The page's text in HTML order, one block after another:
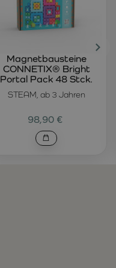
STEAM, ab 3 Jahren
Magnetbausteine
CONNETIX® Bright
Portal Pack 48 Stck.
98,90 €